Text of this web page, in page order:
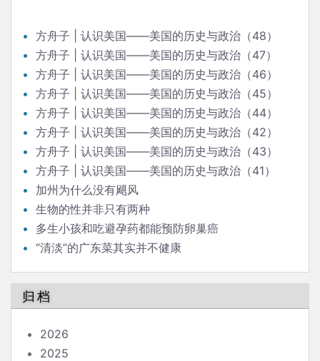
方舟子 | 认识美国——美国的历史与政治（48）
方舟子 | 认识美国——美国的历史与政治（47）
方舟子 | 认识美国——美国的历史与政治（46）
方舟子 | 认识美国——美国的历史与政治（45）
方舟子 | 认识美国——美国的历史与政治（44）
方舟子 | 认识美国——美国的历史与政治（42）
方舟子 | 认识美国——美国的历史与政治（43）
方舟子 | 认识美国——美国的历史与政治（41）
加州为什么没有飓风
生物的性并非只有两种
多生小孩和吃避孕药都能预防卵巢癌
“清淡”的广东菜其实并不健康
归档
2026
2025